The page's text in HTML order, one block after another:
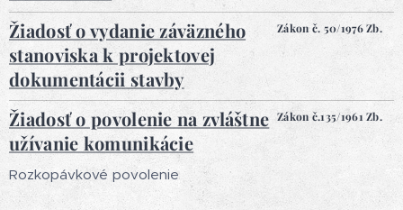
Žiadosť o vydanie záväzného
stanoviska k projektovej
dokumentácii stavby
Zákon č. 50/1976 Zb.
Žiadosť o povolenie na zvláštne
užívanie komunikácie
Rozkopávkové povolenie
Zákon č.135/1961 Zb.